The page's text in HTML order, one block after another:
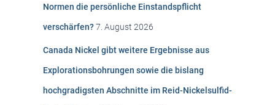
Normen die persönliche Einstandspflicht
verschärfen?7. August 2026
Canada Nickel gibt weitere Ergebnisse aus
Explorationsbohrungen sowie die bislang
hochgradigsten Abschnitte im Reid-Nickelsulfid-